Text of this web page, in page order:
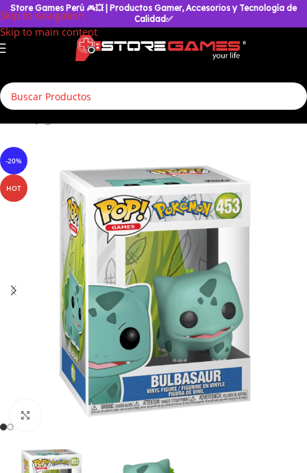
Skip to navigation
Skip to main content
Store Games Perú 🎮💥
| Productos Gamer, Accesorios y Tecnología de
Calidad✅
-20%
HOT
Click to enlarge